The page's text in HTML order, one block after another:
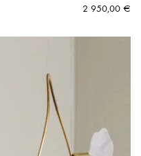
2 950,00 €